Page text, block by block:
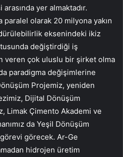
yer almaktadır.
paralel olarak 20 milyona yakın
eksenindeki ikiz
değiştirdiği iş
veren çok uluslu bir şirket olma
paradigma değişimlerine
Projemiz, yeniden
Dijital Dönüşüm
Limak Çimento Akademi ve
da Yeşil Dönüşüm
görecek. Ar-Ge
hidrojen üretim